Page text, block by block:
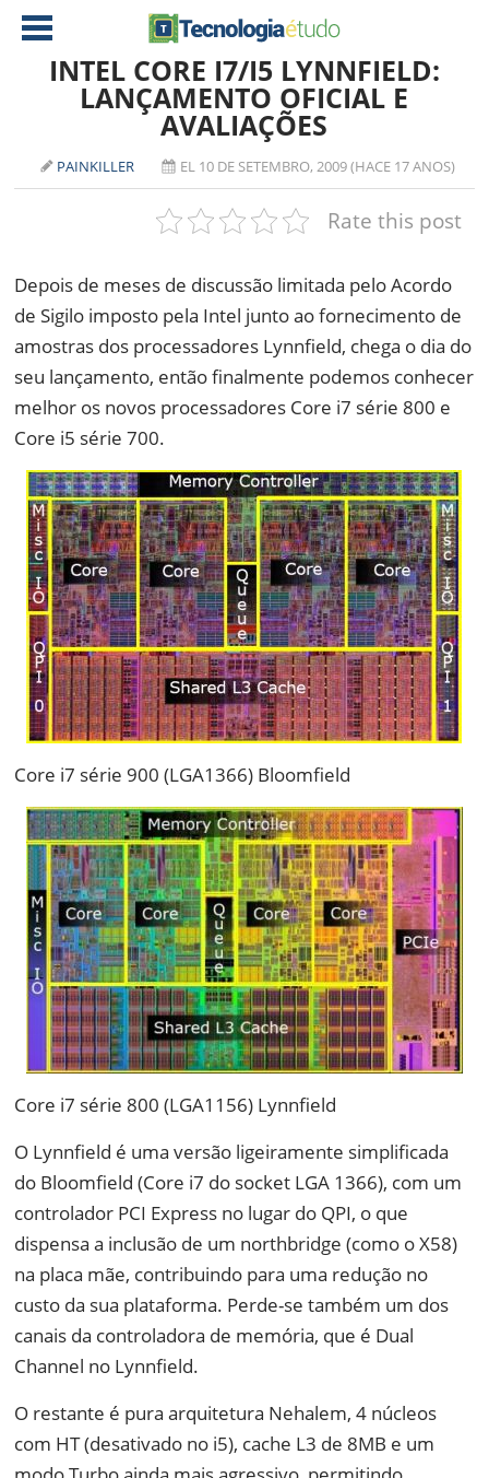
AMD
NVIDIA
SOFTWARE
NOTEBOOKS
TABLETS
NOKIA
DOWNLOADS
ANÁLISE
INTEL CORE I7/I5 LYNNFIELD:
LANÇAMENTO OFICIAL E
AVALIAÇÕES
PAINKILLER EL 10 DE SETEMBRO, 2009 (HACE 17 ANOS)
Rate this post
Depois de meses de discussão limitada pelo Acordo
de Sigilo imposto pela Intel junto ao fornecimento de
amostras dos processadores Lynnfield, chega o dia do
seu lançamento, então finalmente podemos conhecer
melhor os novos processadores Core i7 série 800 e
Core i5 série 700.
Core i7 série 900 (LGA1366) Bloomfield
Core i7 série 800 (LGA1156) Lynnfield
O Lynnfield é uma versão ligeiramente simplificada
do Bloomfield (Core i7 do socket LGA 1366), com um
controlador PCI Express no lugar do QPI, o que
dispensa a inclusão de um northbridge (como o X58)
na placa mãe, contribuindo para uma redução no
custo da sua plataforma. Perde-se também um dos
canais da controladora de memória, que é Dual
Channel no Lynnfield.
O restante é pura arquitetura Nehalem, 4 núcleos
com HT (desativado no i5), cache L3 de 8MB e um